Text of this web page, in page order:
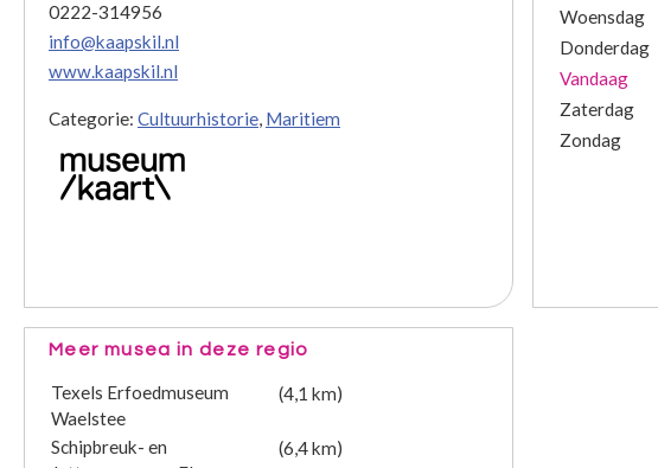
0222-314956
info@kaapskil.nl
www.kaapskil.nl
Categorie: Cultuurhistorie, Maritiem
Woensdag
Donderdag
Vandaag
Zaterdag
Zondag
Meer musea in deze regio
Texels Erfoedmuseum
Waelstee
(4,1 km)
Schipbreuk- en
(6,4 km)